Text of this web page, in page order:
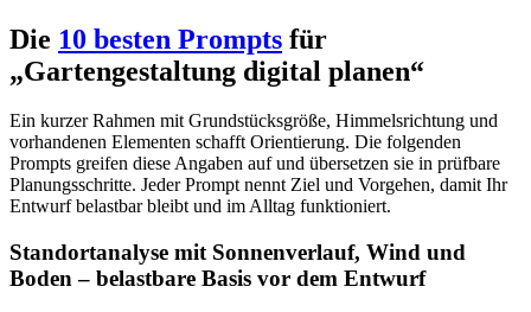
Die 10 besten Prompts für
„Gartengestaltung digital planen“
Ein kurzer Rahmen mit Grundstücksgröße, Himmelsrichtung und
vorhandenen Elementen schafft Orientierung. Die folgenden
Prompts greifen diese Angaben auf und übersetzen sie in prüfbare
Planungsschritte. Jeder Prompt nennt Ziel und Vorgehen, damit Ihr
Entwurf belastbar bleibt und im Alltag funktioniert.
Standortanalyse mit Sonnenverlauf, Wind und
Boden – belastbare Basis vor dem Entwurf